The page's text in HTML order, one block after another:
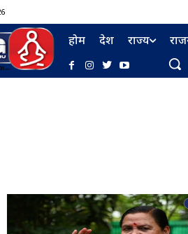
होम देश राज्य